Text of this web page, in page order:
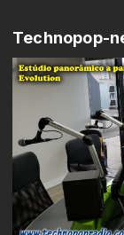
Technopop-